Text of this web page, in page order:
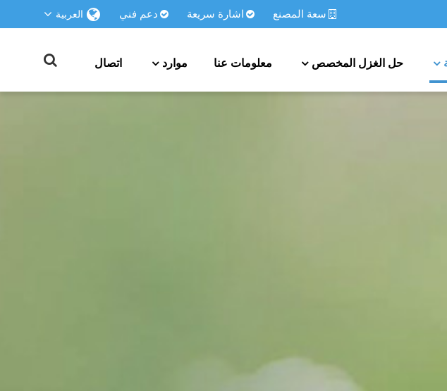
سعة المصنع اشارة سريعة دعم فني العربية
حل الغزل المخصص معلومات عنا موارد اتصال